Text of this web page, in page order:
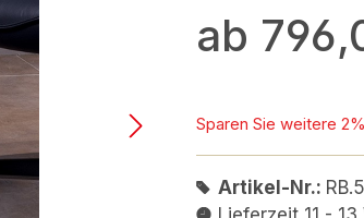
ab
Sparen Sie weitere
Artikel-Nr.: